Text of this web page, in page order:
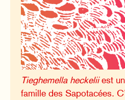
Tieghemella heckeliiest
famille des Sapotacées.